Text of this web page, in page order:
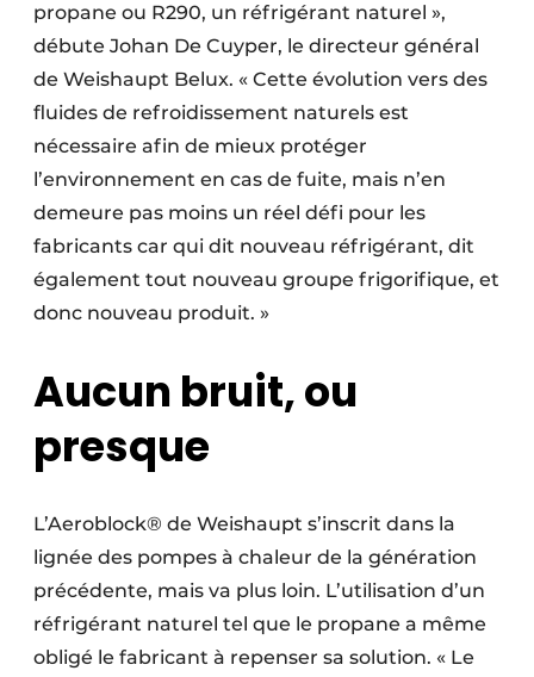
propane ou R290, un réfrigérant naturel »,
débute Johan De Cuyper, le directeur général
de Weishaupt Belux. « Cette évolution vers des
fluides de refroidissement naturels est
nécessaire afin de mieux protéger
l’environnement en cas de fuite, mais n’en
demeure pas moins un réel défi pour les
fabricants car qui dit nouveau réfrigérant, dit
également tout nouveau groupe frigorifique, et
donc nouveau produit. »
Aucun bruit, ou
presque
L’Aeroblock® de Weishaupt s’inscrit dans la
lignée des pompes à chaleur de la génération
précédente, mais va plus loin. L’utilisation d’un
réfrigérant naturel tel que le propane a même
obligé le fabricant à repenser sa solution. « Le